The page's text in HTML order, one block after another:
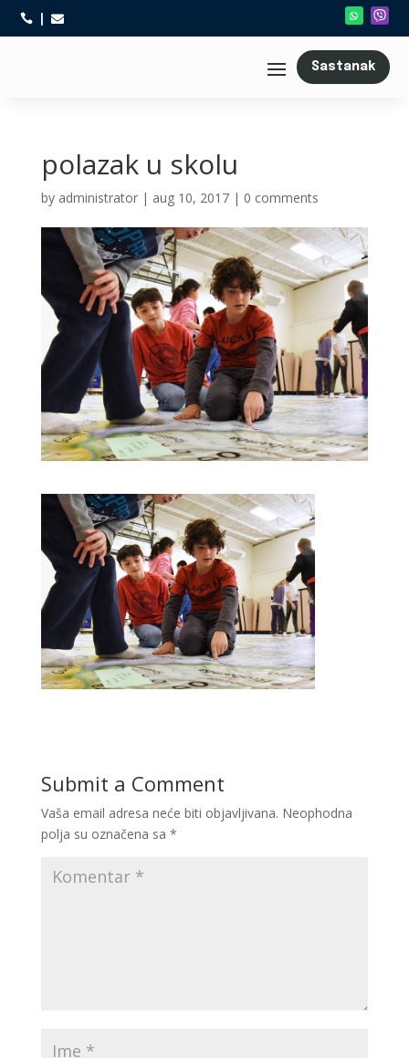
 
Sastanak
polazak u skolu
by administrator| aug 10, 2017| 0 comments
Submit a Comment
Vaša email adresa neće biti objavljivana. Neophodna
polja su označena sa *